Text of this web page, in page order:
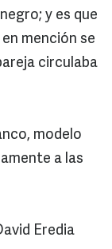
y es que
mención se
circulaba
modelo
a las
Eredia